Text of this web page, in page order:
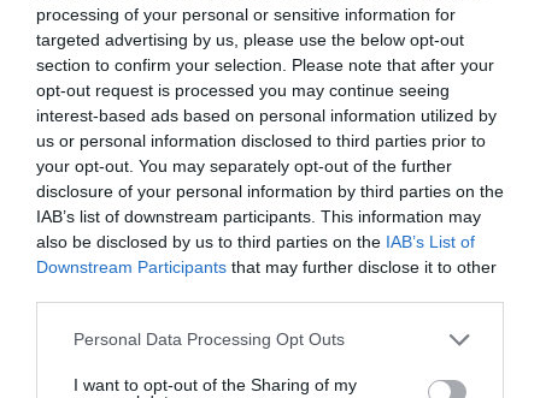
processing of your personal or sensitive information for
targeted advertising by us, please use the below opt-out
section to confirm your selection. Please note that after your
opt-out request is processed you may continue seeing
interest-based ads based on personal information utilized by
us or personal information disclosed to third parties prior to
your opt-out. You may separately opt-out of the further
disclosure of your personal information by third parties on the
IAB’s list of downstream participants. This information may
also be disclosed by us to third parties on the IAB’s List of
Downstream Participants that may further disclose it to other
Please note that this website/app uses one or more Google
not limited to your visit or usage behaviour. You may click to
Personal Data Processing Opt Outs
I want to opt-out of the Sharing of my
Οφέλη:
Ολοκληρωμένη αντιρυτιδική & συσφικτική δράση
Διπλή αντιγηραντική δράση
Ορατό & άμεσο αποτέλεσμα lifting
Σημαντική λείανση της επιδερμίδας